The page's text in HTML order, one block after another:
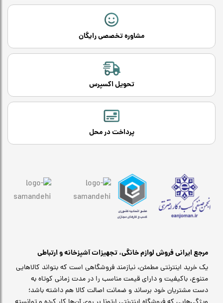
مشاوره تخصصی رایگان
تحویل اکسپرس
پرداخت در محل
مرجع ایرانی فروش لوازم خانگی، تجهیزات آشپزخانه و ارتباطی
یک خرید اینترنتی مطمئن، نیازمند فروشگاهی است که بتواند کالاهایی
متنوع، باکیفیت و دارای قیمت مناسب را در مدت زمانی کوتاه به
دست مشتریان خود برساند و ضمانت اصالت کالا هم داشته باشد؛